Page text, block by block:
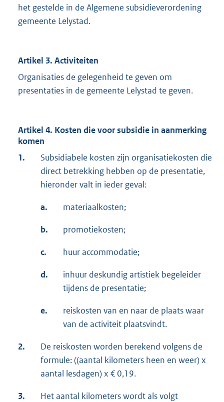
het gestelde in de Algemene subsidieverordening
gemeente Lelystad.
Artikel 3. Activiteiten
Organisaties de gelegenheid te geven om
presentaties in de gemeente Lelystad te geven.
Artikel 4. Kosten die voor subsidie in aanmerking
komen
1.
Subsidiabele kosten zijn organisatiekosten die
direct betrekking hebben op de presentatie,
hieronder valt in ieder geval:
a. materiaalkosten;
b. promotiekosten;
c. huur accommodatie;
d.
inhuur deskundig artistiek begeleider
tijdens de presentatie;
e.
reiskosten van en naar de plaats waar
van de activiteit plaatsvindt.
2.
De reiskosten worden berekend volgens de
formule: ((aantal kilometers heen en weer) x
aantal lesdagen) x € 0,19.
3.
Het aantal kilometers wordt als volgt